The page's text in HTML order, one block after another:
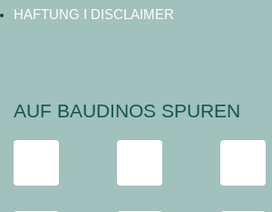
HAFTUNG I DISCLAIMER
AUF BAUDINOS SPUREN